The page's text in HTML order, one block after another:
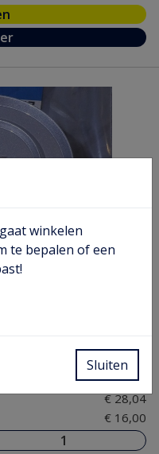
€ 28,04
€ 16,00
winkelen
te bepalen of een
Sluiten